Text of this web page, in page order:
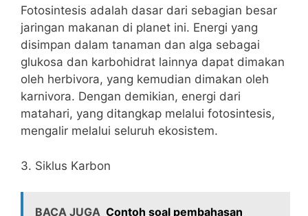
Fotosintesis adalah dasar dari sebagian besar
jaringan makanan di planet ini. Energi yang
disimpan dalam tanaman dan alga sebagai
glukosa dan karbohidrat lainnya dapat dimakan
oleh herbivora, yang kemudian dimakan oleh
karnivora. Dengan demikian, energi dari
matahari, yang ditangkap melalui fotosintesis,
mengalir melalui seluruh ekosistem.
3. Siklus Karbon
BACA JUGA Contoh soal pembahasan